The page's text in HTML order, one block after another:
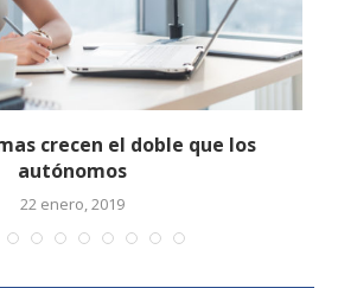
crecen el doble que los
autónomos
22 enero, 2019